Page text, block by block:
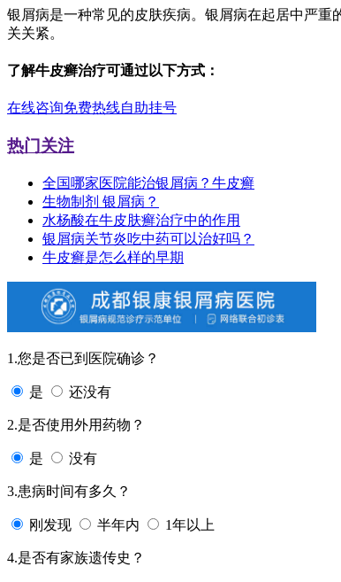
银屑病是一种常见的皮肤疾病。银屑病在起居中严
关关紧。
了解牛皮癣治疗可通过以下方式：
在线咨询免费热线自助挂号
热门关注
全国哪家医院能治银屑病？牛皮癣
生物制剂 银屑病？
水杨酸在牛皮肤癣治疗中的作用
银屑病关节炎吃中药可以治好吗？
牛皮癣是怎么样的早期
1.您是否已到医院确诊？
是 还没有
2.是否使用外用药物？
是 没有
3.患病时间有多久？
刚发现 半年内 1年以上
4.是否有家族遗传史？